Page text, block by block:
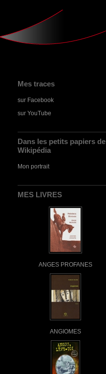
Mes traces
sur Facebook
sur YouTube
Dans les petits papiers de
Wikipédia
Mon portrait
MES LIVRES
ANGES PROFANES
ANGIOMES